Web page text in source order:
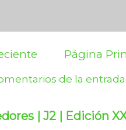
Página
de la
| J2 | Edición